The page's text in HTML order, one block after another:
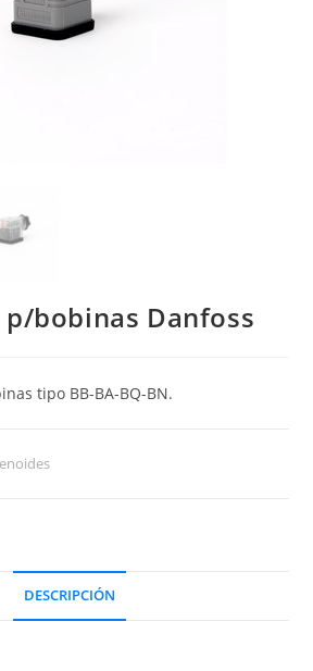
bobinas Danfoss
tipo BB-BA-BQ-BN.
DESCRIPCIÓN